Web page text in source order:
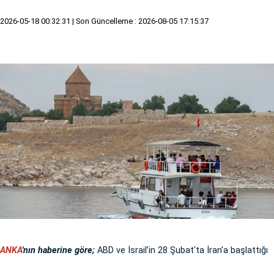
2026-05-18 00:32:31 | Son Güncelleme : 2026-08-05 17:15:37
ANKA'nın haberine göre; ABD ve İsrail’in 28 Şubat'ta İran'a başlattığı